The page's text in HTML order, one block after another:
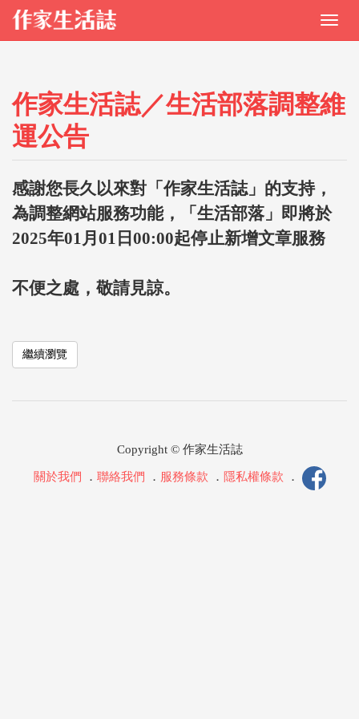
作家生活誌／生活部落調整維
運公告
感謝您長久以來對「作家生活誌」的支持，
為調整網站服務功能，「生活部落」即將於
2025年01月01日00:00起停止新增文章服務
不便之處，敬請見諒。
繼續瀏覽
Copyright © 作家生活誌
關於我們 ． 聯絡我們 ． 服務條款 ． 隱私權條款 ．